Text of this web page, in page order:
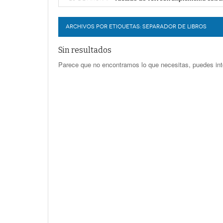
Proponen más tecnología para
Detienen a 18 personas en centro
Realizan en Torreón trámites de
ARCHIVOS POR ETIQUETAS: SEPARADOR DE LIBROS
Sin resultados
Parece que no encontramos lo que necesitas, puedes